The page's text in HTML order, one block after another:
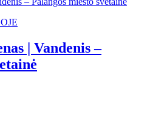
| Vandenis –